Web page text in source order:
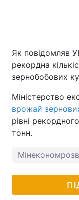
Як повідомляв
рекордна
зернобобових
Міністерство
врожай
рівні
тонн.